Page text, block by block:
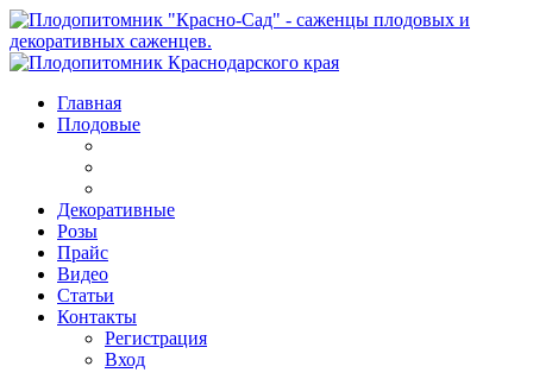
Главная
Плодовые
Декоративные
Розы
Прайс
Видео
Статьи
Контакты
Регистрация
Вход